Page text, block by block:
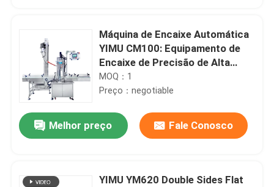
Máquina de Encaixe Automática
YIMU CM100: Equipamento de
Encaixe de Precisão de Alta
Eficiência para Produção em
Massa
MOQ：1
Preço：negotiable
Melhor preço Fale Conosco
YIMU YM620 Double Sides Flat